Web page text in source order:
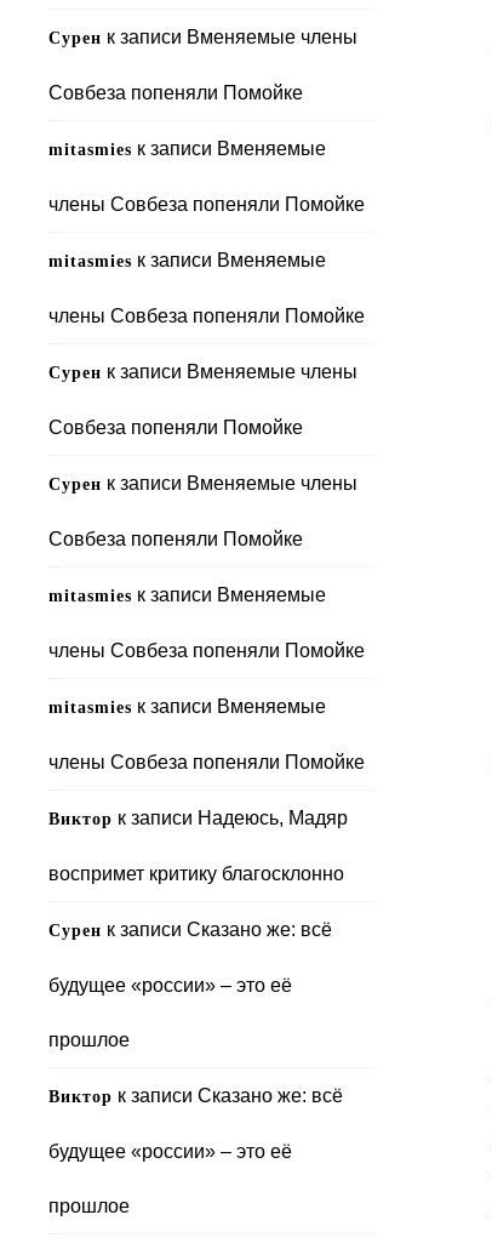
Сурен к записи Вменяемые члены
Совбеза попеняли Помойке
mitasmies к записи Вменяемые
члены Совбеза попеняли Помойке
mitasmies к записи Вменяемые
члены Совбеза попеняли Помойке
Сурен к записи Вменяемые члены
Совбеза попеняли Помойке
Сурен к записи Вменяемые члены
Совбеза попеняли Помойке
mitasmies к записи Вменяемые
члены Совбеза попеняли Помойке
mitasmies к записи Вменяемые
члены Совбеза попеняли Помойке
Виктор к записи Надеюсь, Мадяр
воспримет критику благосклонно
Сурен к записи Сказано же: всё
будущее «россии» – это её
прошлое
Виктор к записи Сказано же: всё
будущее «россии» – это её
прошлое